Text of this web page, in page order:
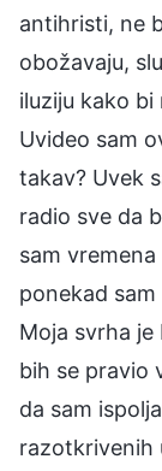
antihristi, ne
obožavaju,
iluziju kako bi
Uvideo sam
takav? Uvek
radio sve da
sam
ponekad
Moja svrha
bih se pravio
da sam
razotkrivenih